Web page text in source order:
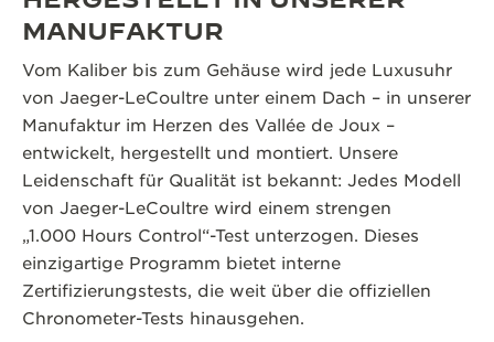
MANUFAKTUR
Vom Kaliber bis zum Gehäuse wird jede Luxusuhr
von Jaeger-LeCoultre unter einem Dach – in unserer
Manufaktur im Herzen des Vallée de Joux –
entwickelt, hergestellt und montiert. Unsere
Leidenschaft für Qualität ist bekannt: Jedes Modell
von Jaeger-LeCoultre wird einem strengen
„1.000 Hours Control“-Test unterzogen. Dieses
einzigartige Programm bietet interne
Zertifizierungstests, die weit über die offiziellen
Chronometer-Tests hinausgehen.